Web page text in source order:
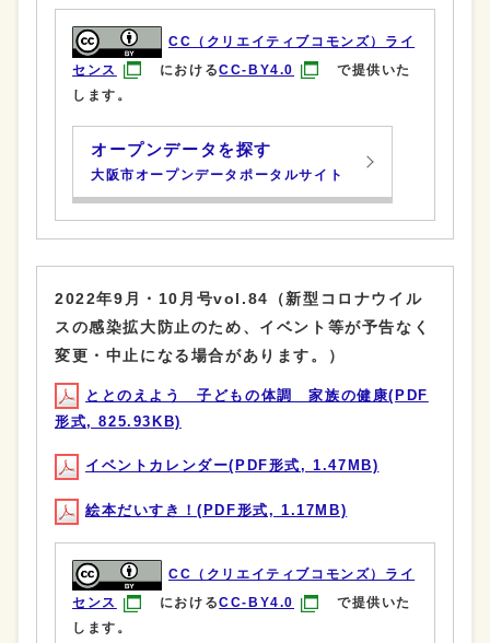
CC（クリエイティブコモンズ）ライ
センス
におけるCC-BY4.0
で提供いた
します。
オープンデータを探す
大阪市オープンデータポータルサイト
2022年9月・10月号vol.84（新型コロナウイル
スの感染拡大防止のため、イベント等が予告なく
変更・中止になる場合があります。）
ととのえよう 子どもの体調 家族の健康(PDF
形式, 825.93KB)
イベントカレンダー(PDF形式, 1.47MB)
絵本だいすき！(PDF形式, 1.17MB)
CC（クリエイティブコモンズ）ライ
センス
におけるCC-BY4.0
で提供いた
します。